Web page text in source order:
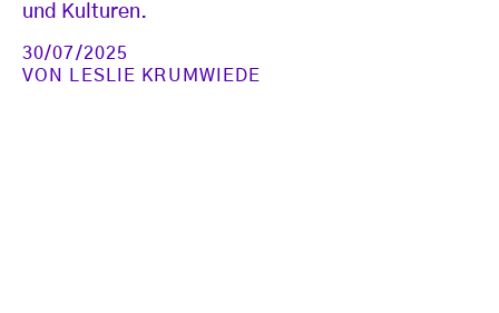
und Kulturen.
30/07/2025
VON
LESLIE KRUMWIEDE